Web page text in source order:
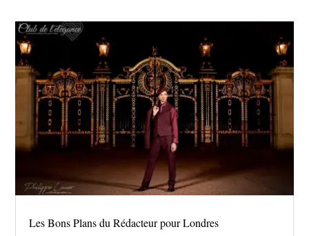
Les Bons Plans du Rédacteur pour Londres